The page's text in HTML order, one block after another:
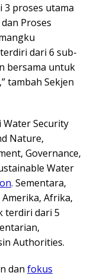
3 proses utama
Proses
dari 6 sub-
bersama untuk
tambah Sekjen
Security
Nature,
Governance,
Water
. Sementara,
Afrika,
terdiri dari 5
Authorities.
dan fokus